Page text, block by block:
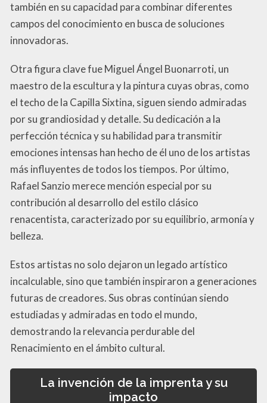
también en su capacidad para combinar diferentes
campos del conocimiento en busca de soluciones
innovadoras.
Otra figura clave fue Miguel Ángel Buonarroti, un
maestro de la escultura y la pintura cuyas obras, como
el techo de la Capilla Sixtina, siguen siendo admiradas
por su grandiosidad y detalle. Su dedicación a la
perfección técnica y su habilidad para transmitir
emociones intensas han hecho de él uno de los artistas
más influyentes de todos los tiempos. Por último,
Rafael Sanzio merece mención especial por su
contribución al desarrollo del estilo clásico
renacentista, caracterizado por su equilibrio, armonía y
belleza.
Estos artistas no solo dejaron un legado artístico
incalculable, sino que también inspiraron a generaciones
futuras de creadores. Sus obras continúan siendo
estudiadas y admiradas en todo el mundo,
demostrando la relevancia perdurable del
Renacimiento en el ámbito cultural.
La invención de la imprenta y su
impacto